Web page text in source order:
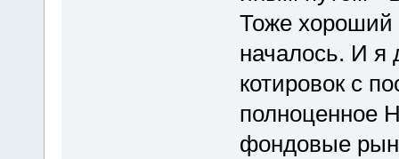
Тоже
началось. И я
котировок с
полноценное
фондовые